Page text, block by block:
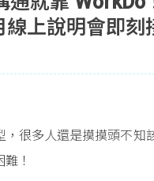
線上說明會即刻
很多人還是摸摸頭不知
！